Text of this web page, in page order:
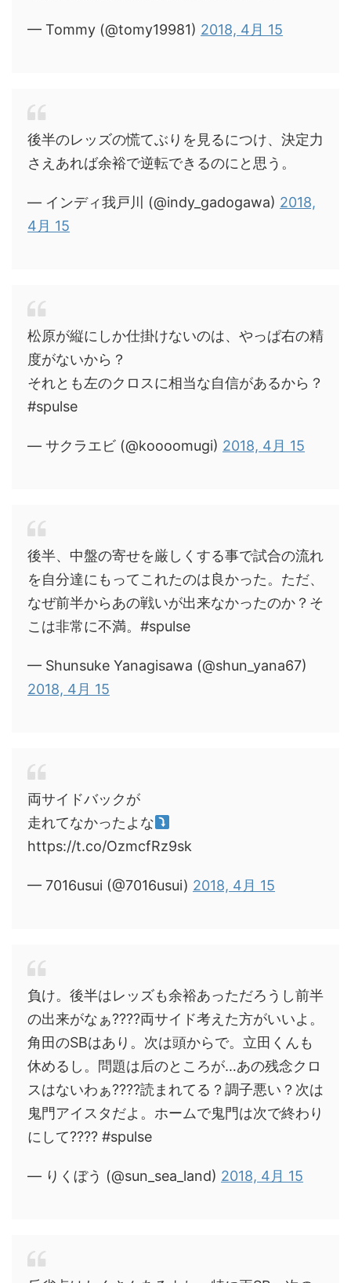
— Tommy (@tomy19981) 2018, 4月 15
後半のレッズの慌てぶりを見るにつけ、決定力
さえあれば余裕で逆転できるのにと思う。
— インディ我戸川 (@indy_gadogawa) 2018,
4月 15
松原が縦にしか仕掛けないのは、やっぱ右の精
度がないから？
それとも左のクロスに相当な自信があるから？
#spulse
— サクラエビ (@koooomugi) 2018, 4月 15
後半、中盤の寄せを厳しくする事で試合の流れ
を自分達にもってこれたのは良かった。ただ、
なぜ前半からあの戦いが出来なかったのか？そ
こは非常に不満。#spulse
— Shunsuke Yanagisawa (@shun_yana67)
2018, 4月 15
両サイドバックが
走れてなかったよな
https://t.co/OzmcfRz9sk
— 7016usui (@7016usui) 2018, 4月 15
負け。後半はレッズも余裕あっただろうし前半
の出来がなぁ????両サイド考えた方がいいよ。
角田のSBはあり。次は頭からで。立田くんも
休めるし。問題は后のところが…あの残念クロ
スはないわぁ????読まれてる？調子悪い？次は
鬼門アイスタだよ。ホームで鬼門は次で終わり
にして???? #spulse
— りくぼう (@sun_sea_land) 2018, 4月 15